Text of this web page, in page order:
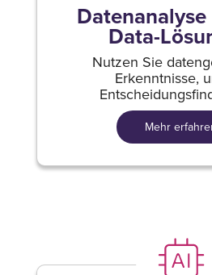
Data-
Nutzen Sie
Erkenntnisse,
Mehr